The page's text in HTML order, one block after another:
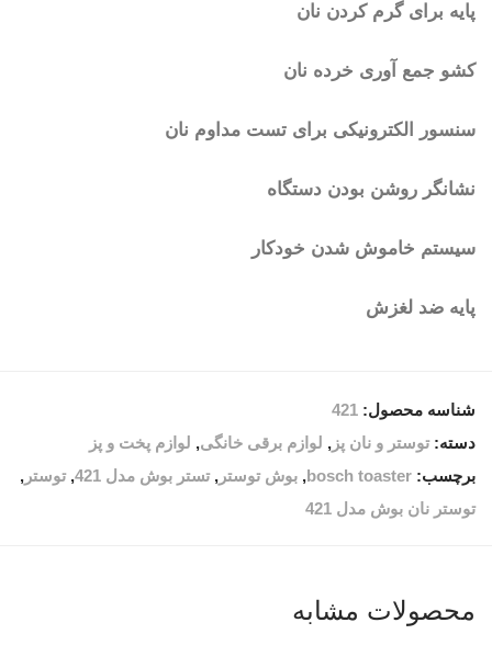
پایه برای گرم کردن نان
کشو جمع آوری خرده نان
سنسور الکترونیکی برای تست مداوم نان
نشانگر روشن بودن دستگاه
سیستم خاموش شدن خودکار
پایه ضد لغزش
شناسه محصول: 421
دسته:توستر و نان پز , لوازم برقی خانگی, لوازم پخت و پز
برچسب: bosch toaster
, بوش توستر ,تستر بوش مدل 421 ,توستر ,
توستر نان بوش مدل 421
محصولات مشابه